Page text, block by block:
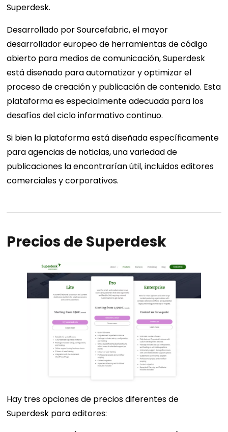
Superdesk.
Desarrollado por Sourcefabric, el mayor
desarrollador europeo de herramientas de código
abierto para medios de comunicación, Superdesk
está diseñado para automatizar y optimizar el
proceso de creación y publicación de contenido. Esta
plataforma es especialmente adecuada para los
desafíos del ciclo informativo continuo.
Si bien la plataforma está diseñada específicamente
para agencias de noticias, una variedad de
publicaciones la encontrarían útil, incluidos editores
comerciales y corporativos.
Precios de Superdesk
Hay tres opciones de precios diferentes de
Superdesk para editores: